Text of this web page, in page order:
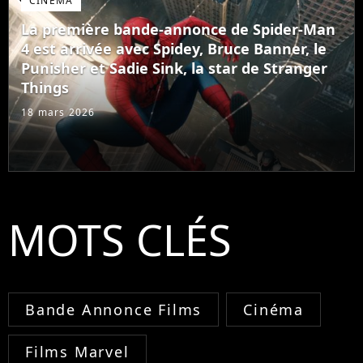
La première bande-annonce de Spider-Man
4 est arrivée avec Spidey, Bruce Banner, le
Punisher et Sadie Sink, la star de Stranger
Things
18 mars 2026
MOTS CLÉS
Bande Annonce Films Cinéma
Films Marvel